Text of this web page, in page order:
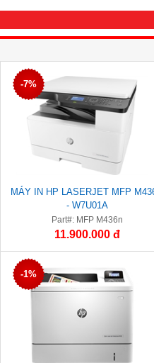
-7%
MÁY IN HP LASERJET MFP
- W7U01A
Part#: MFP M436n
11.900.000 đ
-1%